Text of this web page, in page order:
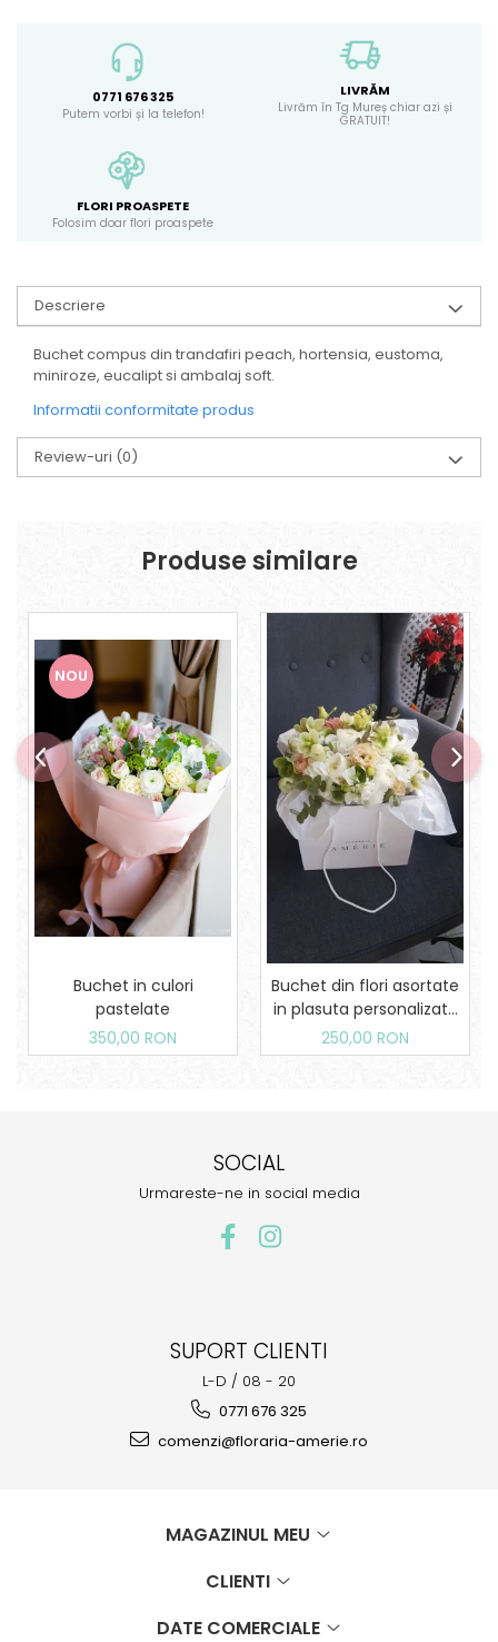
0771 676 325
Putem vorbi și la telefon!
LIVRĂM
Livrăm în Tg Mureș chiar azi și
GRATUIT!
FLORI PROASPETE
Folosim doar flori proaspete
Descriere
Buchet compus din trandafiri peach, hortensia, eustoma,
miniroze, eucalipt si ambalaj soft.
Informatii conformitate produs
Review-uri (0)
Produse similare
NOU
Buchet in culori
pastelate
350,00 RON
Buchet din flori asortate
in plasuta personalizata
Amerie
250,00 RON
SOCIAL
Urmareste-ne in social media
SUPORT CLIENTI
L-D / 08 - 20
0771 676 325
comenzi@floraria-amerie.ro
MAGAZINUL MEU
CLIENTI
DATE COMERCIALE